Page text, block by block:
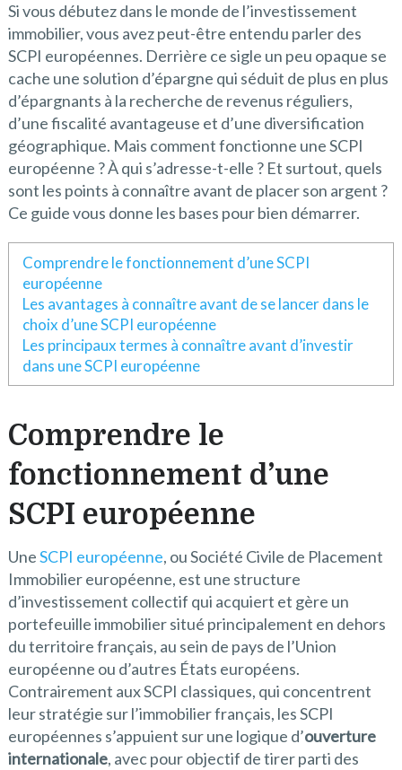
Si vous débutez dans le monde de l’investissement
immobilier, vous avez peut-être entendu parler des
SCPI européennes. Derrière ce sigle un peu opaque se
cache une solution d’épargne qui séduit de plus en plus
d’épargnants à la recherche de revenus réguliers,
d’une fiscalité avantageuse et d’une diversification
géographique. Mais comment fonctionne une SCPI
européenne ? À qui s’adresse-t-elle ? Et surtout, quels
sont les points à connaître avant de placer son argent ?
Ce guide vous donne les bases pour bien démarrer.
Comprendre le fonctionnement d’une SCPI
européenne
Les avantages à connaître avant de se lancer dans le
choix d’une SCPI européenne
Les principaux termes à connaître avant d’investir
dans une SCPI européenne
Comprendre le
fonctionnement d’une
SCPI européenne
UneSCPI européenne, ou Société Civile de Placement
Immobilier européenne, est une structure
d’investissement collectif qui acquiert et gère un
portefeuille immobilier situé principalement en dehors
du territoire français, au sein de pays de l’Union
européenne ou d’autres États européens.
Contrairement aux SCPI classiques, qui concentrent
leur stratégie sur l’immobilier français, les SCPI
européennes s’appuient sur une logique d’ouverture
internationale, avec pour objectif de tirer parti des